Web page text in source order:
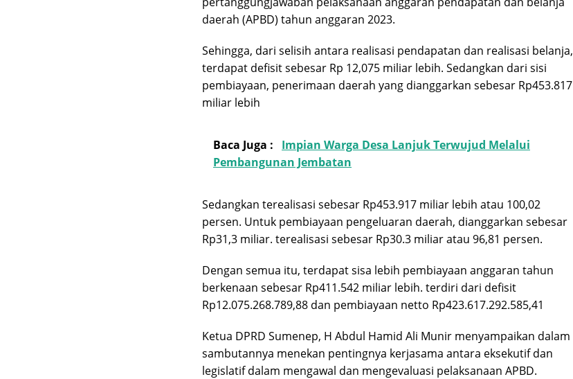
daerah (APBD) tahun anggaran 2023.
Sehingga, dari selisih antara realisasi pendapatan dan realisasi belanja,
terdapat defisit sebesar Rp 12,075 miliar lebih. Sedangkan dari sisi
pembiayaan, penerimaan daerah yang dianggarkan sebesar Rp453.817
miliar lebih
Baca Juga :
Impian Warga Desa Lanjuk Terwujud Melalui
Pembangunan Jembatan
Sedangkan terealisasi sebesar Rp453.917 miliar lebih atau 100,02
persen. Untuk pembiayaan pengeluaran daerah, dianggarkan sebesar
Rp31,3 miliar. terealisasi sebesar Rp30.3 miliar atau 96,81 persen.
Dengan semua itu, terdapat sisa lebih pembiayaan anggaran tahun
berkenaan sebesar Rp411.542 miliar lebih. terdiri dari defisit
Rp12.075.268.789,88 dan pembiayaan netto Rp423.617.292.585,41
Ketua DPRD Sumenep, H Abdul Hamid Ali Munir menyampaikan dalam
sambutannya menekan pentingnya kerjasama antara eksekutif dan
legislatif dalam mengawal dan mengevaluasi pelaksanaan APBD.